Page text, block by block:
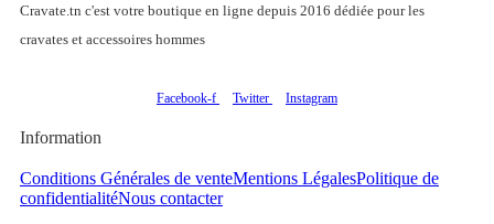
Cravate.tn c'est votre boutique en ligne depuis 2016 dédiée pour les
cravates et accessoires hommes
Facebook-f Twitter Instagram
Information
Conditions Générales de venteMentions LégalesPolitique de
confidentialitéNous contacter